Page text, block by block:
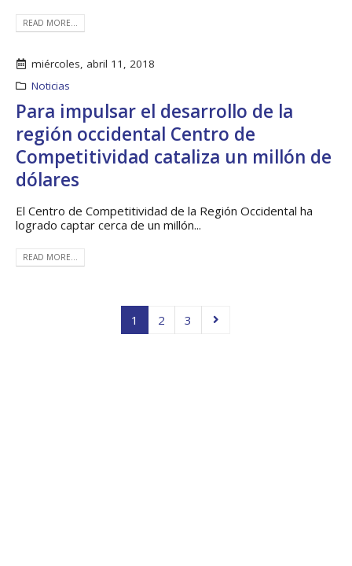
READ MORE...
miércoles, abril 11, 2018
Noticias
Para impulsar el desarrollo de la
región occidental Centro de
Competitividad cataliza un millón de
dólares
El Centro de Competitividad de la Región Occidental ha
logrado captar cerca de un millón...
READ MORE...
1 2 3